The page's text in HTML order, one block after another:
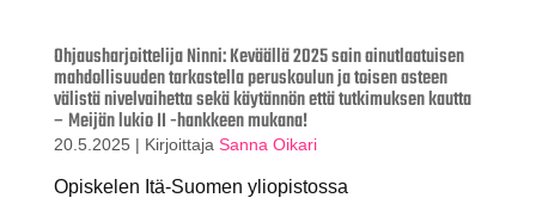
Ohjausharjoittelija Ninni: Keväällä 2025 sain ainutlaatuisen
mahdollisuuden tarkastella peruskoulun ja toisen asteen
välistä nivelvaihetta sekä käytännön että tutkimuksen kautta
– Meijän lukio II -hankkeen mukana!
20.5.2025 | Kirjoittaja Sanna Oikari
Opiskelen Itä-Suomen yliopistossa